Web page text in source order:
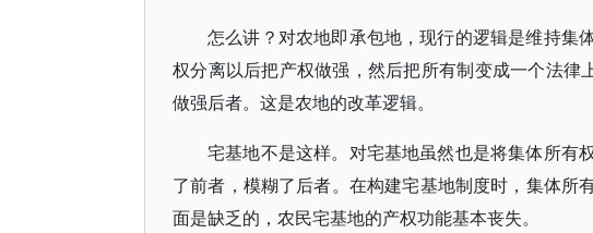
怎么讲？对农地即承包地，现行的逻辑是维持集
权分离以后把产权做强，然后把所有制变成一个法律
做强后者。这是农地的改革逻辑。
宅基地不是这样。对宅基地虽然也是将集体所有
了前者，模糊了后者。在构建宅基地制度时，集体所
面是缺乏的，农民宅基地的产权功能基本丧失。